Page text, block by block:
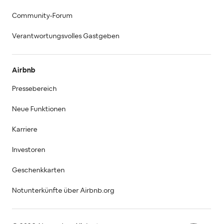
Community-Forum
Verantwortungsvolles Gastgeben
Airbnb
Pressebereich
Neue Funktionen
Karriere
Investoren
Geschenkkarten
Notunterkünfte über Airbnb.org